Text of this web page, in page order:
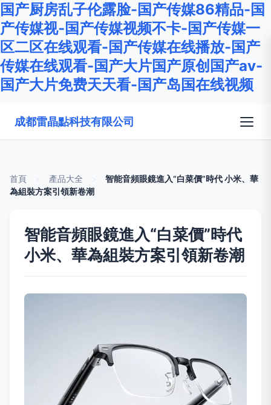
国产厨房乱子伦露脸-国产传媒86精品-国
产传媒视-国产传媒视频不卡-国产传媒一
区二区在线观看-国产传媒在线播放-国产
传媒在线观看-国产大片国产原创国产av-
国产大片免费天天看-国产岛国在线视频
成都雷晶點科技有限公司
首頁 產品大全
智能音頻眼鏡進入“白菜價”時代 小米、華
為組裝方案引領新卷潮
智能音頻眼鏡進入“白菜價”時代
小米、華為組裝方案引領新卷潮